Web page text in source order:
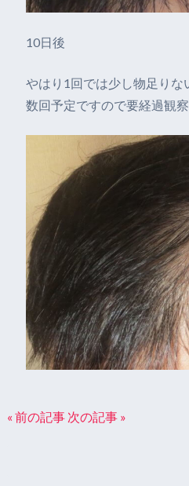
10日後
やはり1回では少し物足りな
数回予定ですので要経過観
« 前の記事 次の記事 »